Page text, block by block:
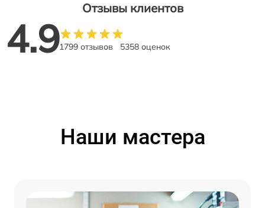
Отзывы клиентов
4.91799 отзывов 5358 оценок
Наши мастера